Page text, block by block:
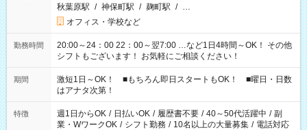
秋葉原駅 / 神保町駅 / 麹町駅 / …
オフィス・学校など
勤務時間
20:00～24：00 22：00～翌7:00 …など1日4時間～OK！ その他
シフトもございます！ お気軽にご相談ください！
期間
激短1日～OK！ ■もちろん即日スタートもOK！ ■曜日・日数
はアナタ次第！
特徴 週1日からOK / 日払いOK / 履歴書不要 / 40～50代活躍中 / 副
業・WワークOK / シフト勤務 / 10名以上の大量募集 / 電話対応